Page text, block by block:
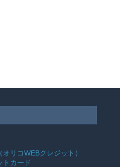
（オリコWEBクレジット）
トカード